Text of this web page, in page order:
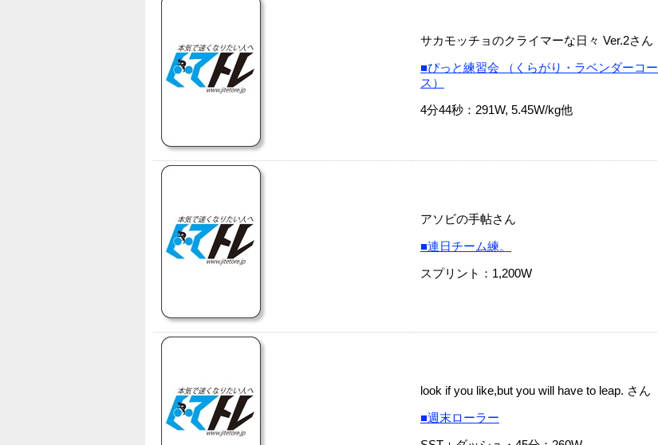
サカモッチョのクライマーな日々 Ver.2さん
■ぴっと練習会 （くらがり・ラベンダーコー
ス）
4分44秒：291W, 5.45W/kg他
アソビの手帖さん
■連日チーム練。
スプリント：1,200W
look if you like,but you will have to leap. さん
■週末ローラー